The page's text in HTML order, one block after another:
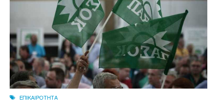
ΕΠΙΚΑΙΡΟΤΗΤΑ